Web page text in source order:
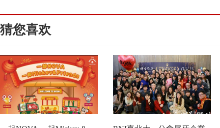
猜您喜欢